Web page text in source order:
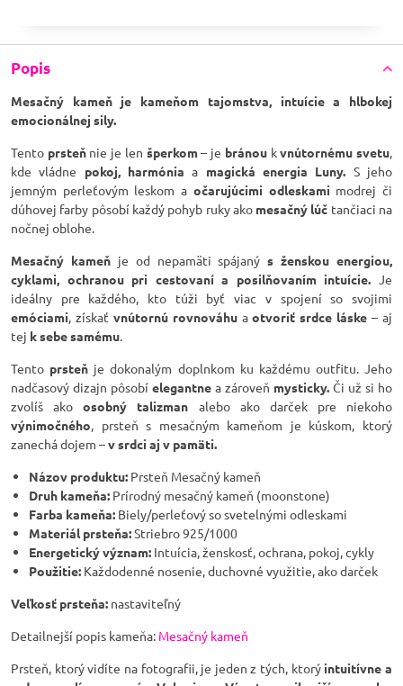
Popis
Mesačný kameň je kameňom tajomstva, intuície a hlbokej
emocionálnej sily.
Tento prsteňnie je len šperkom– je bránoukvnútornému svetu,
kde vládne pokoj, harmónia a magická energia Luny. S jeho
jemným perleťovým leskom a očarujúcimi odleskami modrej či
dúhovej farby pôsobí každý pohyb ruky ako mesačný lúč tančiaci na
nočnej oblohe.
Mesačný kameňje od nepamäti spájanýs ženskou energiou,
cyklami, ochranou pri cestovaní a posilňovaním intuície. Je
ideálny pre každého, kto túži byť viac v spojení so svojimi
emóciami, získať vnútornú rovnováhuaotvoriť srdce láske – aj
tej k sebe samému.
Tento prsteň je dokonalým doplnkom ku každému outfitu. Jeho
nadčasový dizajn pôsobí elegantne a zároveň mysticky. Či už si ho
zvolíš akoosobný talizman alebo ako darček pre niekoho
výnimočného, prsteň s mesačným kameňom je kúskom, ktorý
zanechá dojem –v srdci aj v pamäti.
Názov produktu: Prsteň Mesačný kameň
Druh kameňa: Prírodný mesačný kameň (moonstone)
Farba kameňa: Biely/perleťový so svetelnými odleskami
Materiál prsteňa:Striebro 925/1000
Energetický význam: Intuícia, ženskosť, ochrana, pokoj, cykly
Použitie: Každodenné nosenie, duchovné využitie, ako darček
Veľkosť prsteňa: nastaviteľný
Detailnejší popis kameňa: Mesačný kameň
Prsteň, ktorý vidíte na fotografii, je jeden z tých, ktorý intuitívne a